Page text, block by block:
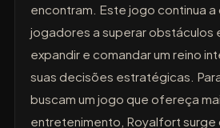
encontram. Este jogo continua a
jogadores a superar obstáculos
expandir e comandar um reino
suas decisões estratégicas.
buscam um jogo que ofereça
entretenimento, Royalfort surge